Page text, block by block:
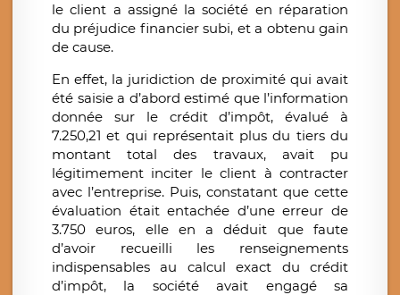
le client a assigné la société en réparation
du préjudice financier subi, et a obtenu gain
de cause.
En effet, la juridiction de proximité qui avait
été saisie a d’abord estimé que l’information
donnée sur le crédit d’impôt, évalué à
7.250,21 et qui représentait plus du tiers du
montant total des travaux, avait pu
légitimement inciter le client à contracter
avec l’entreprise. Puis, constatant que cette
évaluation était entachée d’une erreur de
3.750 euros, elle en a déduit que faute
d’avoir recueilli les renseignements
indispensables au calcul exact du crédit
d’impôt, la société avait engagé sa